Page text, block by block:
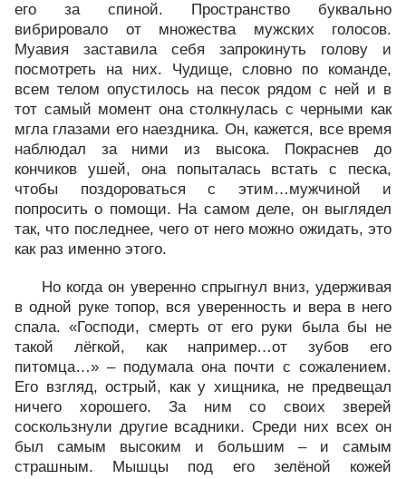
его за спиной. Пространство буквально
вибрировало от множества мужских голосов.
Муавия заставила себя запрокинуть голову и
посмотреть на них. Чудище, словно по команде,
всем телом опустилось на песок рядом с ней и в
тот самый момент она столкнулась с черными как
мгла глазами его наездника. Он, кажется, все время
наблюдал за ними из высока. Покраснев до
кончиков ушей, она попыталась встать с песка,
чтобы поздороваться с этим…мужчиной и
попросить о помощи. На самом деле, он выглядел
так, что последнее, чего от него можно ожидать, это
как раз именно этого.
Но когда он уверенно спрыгнул вниз, удерживая
в одной руке топор, вся уверенность и вера в него
спала. «Господи, смерть от его руки была бы не
такой лёгкой, как например…от зубов его
питомца…» – подумала она почти с сожалением.
Его взгляд, острый, как у хищника, не предвещал
ничего хорошего. За ним со своих зверей
соскользнули другие всадники. Среди них всех он
был самым высоким и большим – и самым
страшным. Мышцы под его зелёной кожей